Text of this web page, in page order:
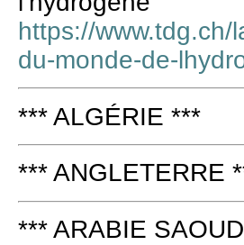
https://
du-monde-de-
*** ALGÉRIE ***
*** ANGLETERRE
*** ARABIE